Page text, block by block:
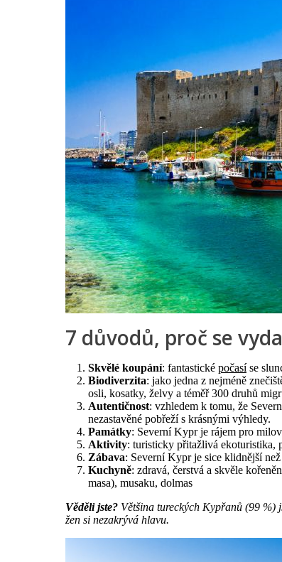
7 důvodů, proč se
Skvělé koupání: fantastické počasíse
Biodiverzita: jako jedna z nejméně
osli, kosatky, želvy a téměř 300 druhů
Autentičnost: vzhledem k tomu, že
nezastavěné pobřeží s krásnými výhledy.
Památky: Severní Kypr je rájem pro
Aktivity: turisticky přitažlivá ekoturistika,
Zábava: Severní Kypr je sice klidnější
Kuchyně: zdravá, čerstvá a skvěle
masa), musaku, dolmas
Věděli jste? Většina tureckých Kypřanů (99 %)
žen si nezakrývá hlavu.